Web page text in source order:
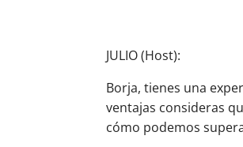
JULIO (Host):
Borja, tienes una
ventajas consideras
cómo podemos